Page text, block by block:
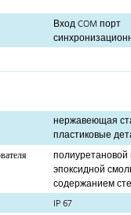
Вход COM порт
нержавеющая
пластиковые
эпоксидной
содержанием
IP 67